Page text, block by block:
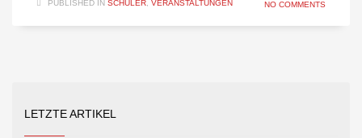
PUBLISHED IN SCHÜLER VERANSTALTUNGEN NO COMMENTS
LETZTE ARTIKEL